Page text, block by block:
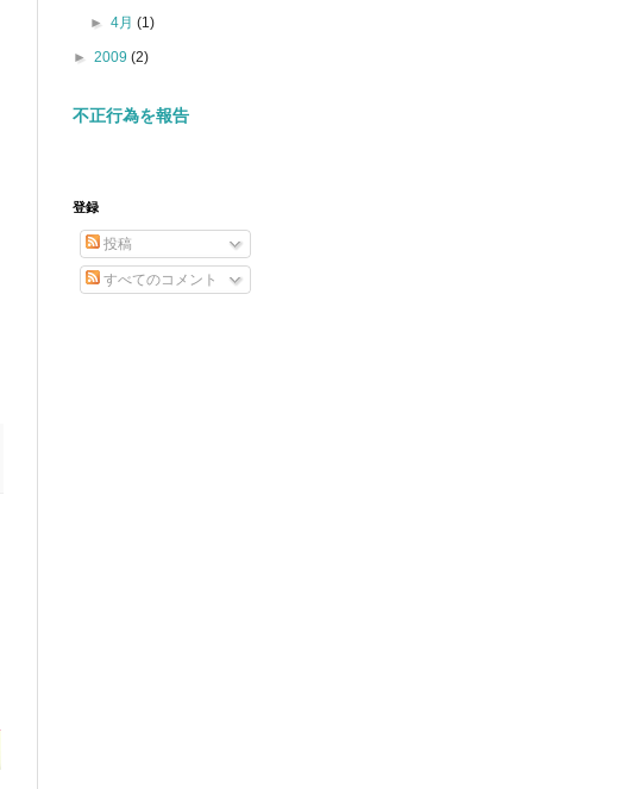
►4月(1)
► 2009 (2)
不正行為を報告
登録
投稿
すべてのコメント